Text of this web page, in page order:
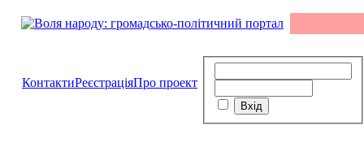
КонтактиРеєстраціяПро проект